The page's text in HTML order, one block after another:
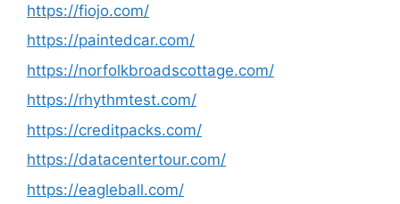
https://fiojo.com/
https://paintedcar.com/
https://norfolkbroadscottage.com/
https://rhythmtest.com/
https://creditpacks.com/
https://datacentertour.com/
https://eagleball.com/